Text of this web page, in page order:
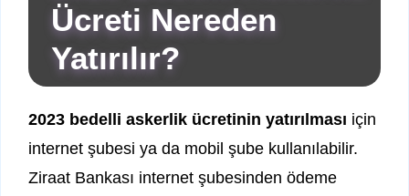
Ücreti Nereden
Yatırılır?
2023 bedelli askerlik ücretinin yatırılması için
internet şubesi ya da mobil şube kullanılabilir.
Ziraat Bankası internet şubesinden ödeme